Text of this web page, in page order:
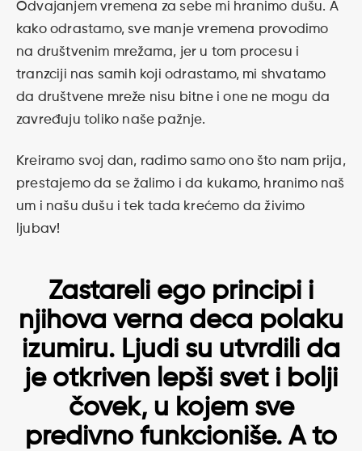
Odvajanjem vremena za sebe mi hranimo dušu. A
kako odrastamo, sve manje vremena provodimo
na društvenim mrežama, jer u tom procesu i
tranzciji nas samih koji odrastamo, mi shvatamo
da društvene mreže nisu bitne i one ne mogu da
zavređuju toliko naše pažnje.
Kreiramo svoj dan, radimo samo ono što nam prija,
prestajemo da se žalimo i da kukamo, hranimo naš
um i našu dušu i tek tada krećemo da živimo
ljubav!
Zastareli ego principi i
njihova verna deca polaku
izumiru. Ljudi su utvrdili da
je otkriven lepši svet i bolji
čovek, u kojem sve
predivno funkcioniše. A to